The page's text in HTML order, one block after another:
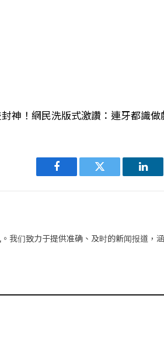
神！網民洗版式激讚：連牙都識做
Facebook Twitter
我们致力于提供准确、及时的新闻报道，